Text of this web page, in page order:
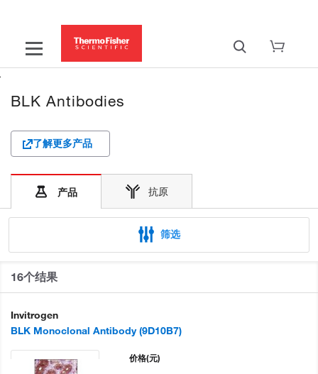
BLK Antibodies
了解更多产品
产品 抗原
筛选
16个结果
Invitrogen
BLK Monoclonal Antibody (9D10B7)
价格(元)